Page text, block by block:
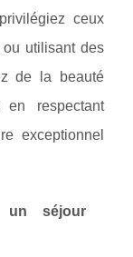
ceux
ou utilisant des
de la beauté
respectant
exceptionnel
un séjour